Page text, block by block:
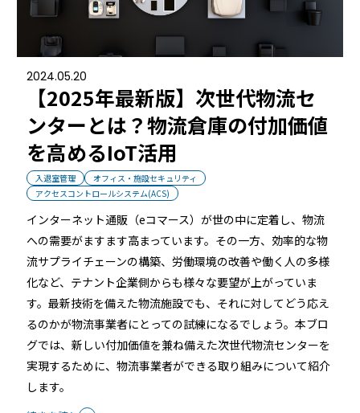
2024.05.20
【2025年最新版】次世代物流セ
ンターとは？物流倉庫の付加価値
を高めるIoT活用
入退室管理
オフィス・施設セキュリティ
アクセスコントロールシステム(ACS)
インターネット通販（eコマース）が世の中に定着し、物流
への需要がますます高まっています。その一方、効率的な物
流サプライチェーンの構築、労働環境の改善や働く人の多様
化など、テナント企業側からも様々な要望が上がっていま
す。最新技術を備えた物流施設でも、それに対してどう応え
るのかが物流事業者にとっての試練になるでしょう。本ブロ
グでは、新しい付加価値を兼ね備えた次世代物流センターを
実現するために、物流事業者ができる取り組みについて紹介
します。
オフィス
公共施設
その他の業種
運用イメージ
近畿
中国
四国
九州
施工会社様向け資料